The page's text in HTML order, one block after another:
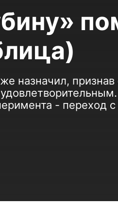
назначил, признав
- переход с